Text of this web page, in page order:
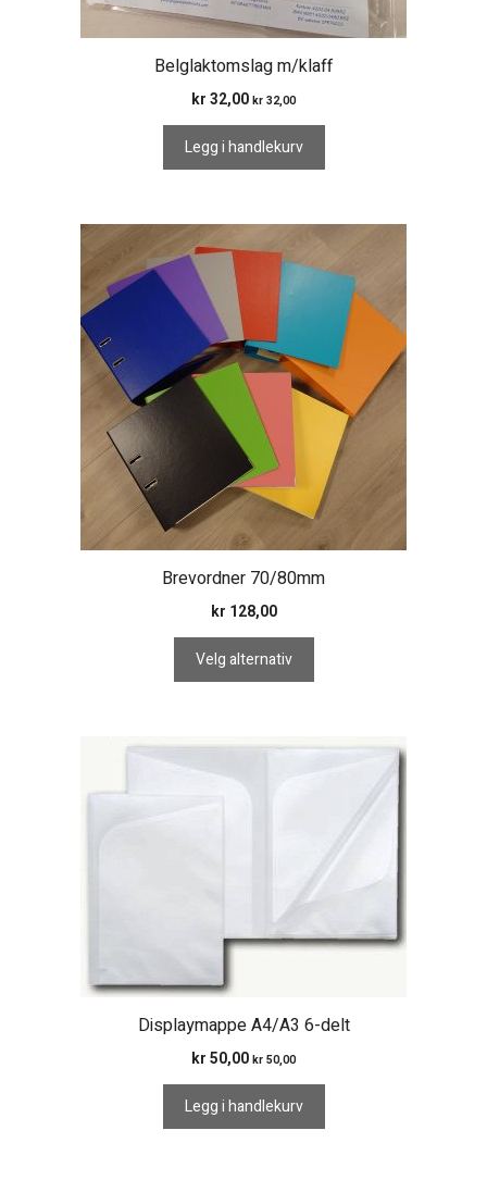
Belglaktomslag m/klaff
kr 32,00 kr 32,00
Legg i handlekurv
Brevordner 70/80mm
kr 128,00
Velg alternativ
produktet
varianter.
Alternativene
produktsiden
Displaymappe A4/A3 6-delt
kr 50,00 kr 50,00
Legg i handlekurv